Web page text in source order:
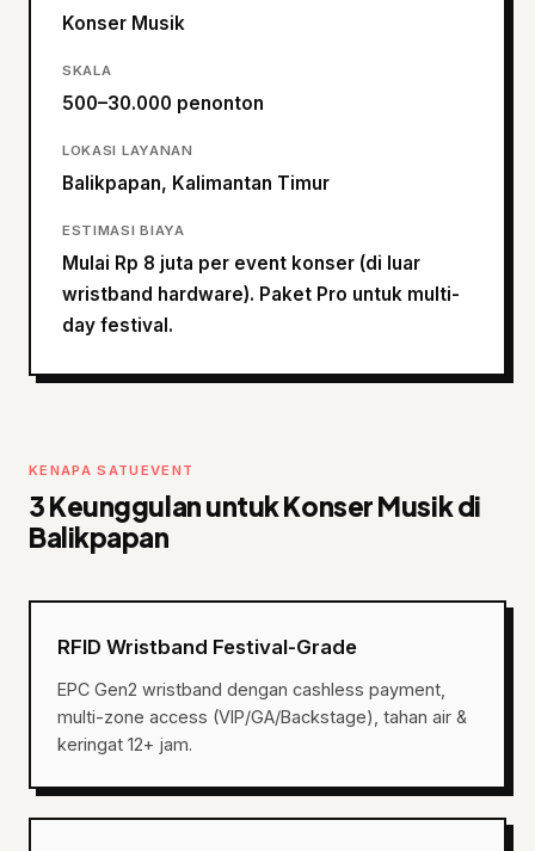
Konser Musik
SKALA
500–30.000 penonton
LOKASI LAYANAN
Balikpapan, Kalimantan Timur
ESTIMASI BIAYA
Mulai Rp 8 juta per event konser (di luar
wristband hardware). Paket Pro untuk multi-
day festival.
KENAPA SATUEVENT
3 Keunggulan untuk Konser Musik di
Balikpapan
RFID Wristband Festival-Grade
EPC Gen2 wristband dengan cashless payment,
multi-zone access (VIP/GA/Backstage), tahan air &
keringat 12+ jam.